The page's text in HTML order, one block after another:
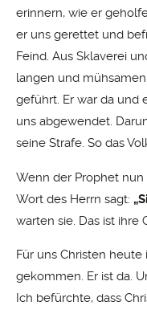
erinnern, wie er
er uns gerettet und
Feind. Aus Sklaverei
langen und
geführt. Er war da und
uns abgewendet.
seine Strafe. So das
Wenn der Prophet
Wort des Herrn sagt:
warten sie. Das ist ihre
Für uns Christen
gekommen. Er ist da.
Ich befürchte, dass